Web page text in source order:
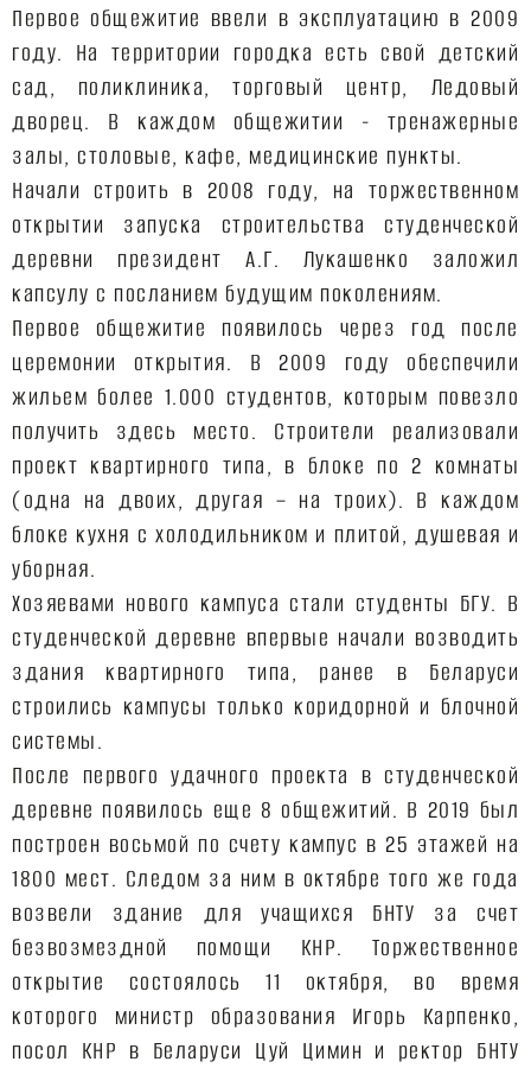
Первое общежитие ввели в эксплуатацию в 2009
году. На территории городка есть свой детский
сад, поликлиника, торговый центр, Ледовый
дворец. В каждом общежитии - тренажерные
залы, столовые, кафе, медицинские пункты.
Начали строить в 2008 году, на торжественном
открытии запуска строительства студенческой
деревни президент А.Г. Лукашенко заложил
капсулу с посланием будущим поколениям.
Первое общежитие появилось через год после
церемонии открытия. В 2009 году обеспечили
жильем более 1.000 студентов, которым повезло
получить здесь место. Строители реализовали
проект квартирного типа, в блоке по 2 комнаты
(одна на двоих, другая – на троих). В каждом
блоке кухня с холодильником и плитой, душевая и
уборная.
Хозяевами нового кампуса стали студенты БГУ. В
студенческой деревне впервые начали возводить
здания квартирного типа, ранее в Беларуси
строились кампусы только коридорной и блочной
системы.
После первого удачного проекта в студенческой
деревне появилось еще 8 общежитий. В 2019 был
построен восьмой по счету кампус в 25 этажей на
1800 мест. Следом за ним в октябре того же года
возвели здание для учащихся БНТУ за счет
безвозмездной помощи КНР. Торжественное
открытие состоялось 11 октября, во время
которого министр образования Игорь Карпенко,
посол КНР в Беларуси Цуй Цимин и ректор БНТУ